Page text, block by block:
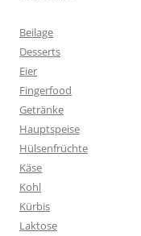
Beilage
Desserts
Eier
Fingerfood
Getränke
Hauptspeise
Hülsenfrüchte
Käse
Kohl
Kürbis
Laktose